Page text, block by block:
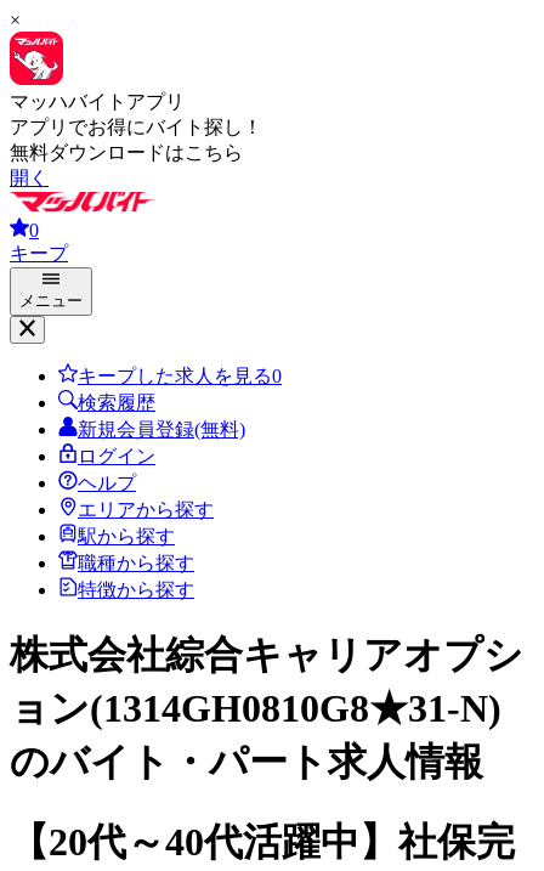
×
マッハバイトアプリ
アプリでお得にバイト探し！
無料ダウンロードはこちら
開く
0
キープ
メニュー
キープした求人を見る0
検索履歴
新規会員登録(無料)
ログイン
ヘルプ
エリアから探す
駅から探す
職種から探す
特徴から探す
株式会社綜合キャリアオプシ
ョン(1314GH0810G8★31-N)
のバイト・パート求人情報
【20代～40代活躍中】社保完